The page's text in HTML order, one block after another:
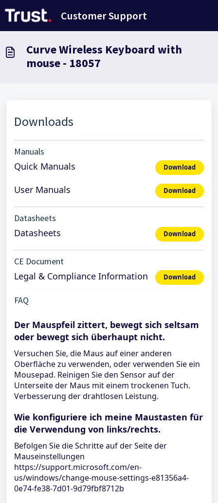
Customer Support
Curve Wireless Keyboard with
mouse - 18057
Downloads
Manuals
Quick Manuals Download
User Manuals Download
Datasheets
Datasheets Download
CE Document
Legal & Compliance Information Download
FAQ
Der Mauspfeil zittert, bewegt sich seltsam
oder bewegt sich überhaupt nicht.
Versuchen Sie, die Maus auf einer anderen
Oberfläche zu verwenden, oder verwenden Sie ein
Mousepad. Reinigen Sie den Sensor auf der
Unterseite der Maus mit einem trockenen Tuch.
Verbesserung der drahtlosen Leistung.
Wie konfiguriere ich meine Maustasten für
die Verwendung von links/rechts.
Befolgen Sie die Schritte auf der Seite der
Mauseinstellungen
https://support.microsoft.com/en-
us/windows/change-mouse-settings-e81356a4-
0e74-fe38-7d01-9d79fbf8712b